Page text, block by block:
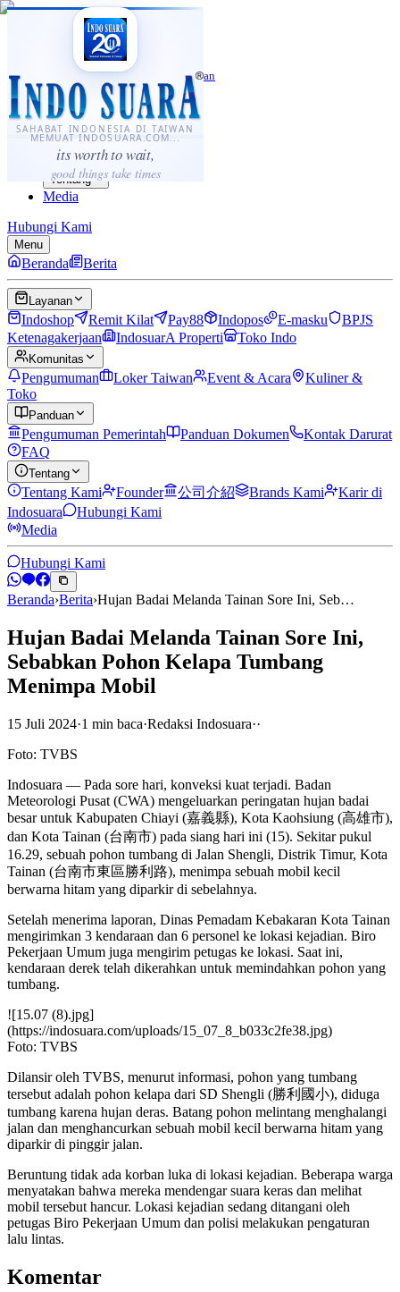
SAHABAT INDONESIA DI TAIWAN
MEMUAT INDOSUARA.COM...
its worth to wait,
good things take times
·...
⌘K
Sahabat Indonesia di Taiwan
Berita
Layanan
Komunitas
Panduan
Tentang
Media
Hubungi Kami
Menu
Beranda Berita
Layanan
Indoshop Remit Kilat Pay88 Indopos E-masku
BPJS
Ketenagakerjaan
IndosuarA Properti Toko Indo
Komunitas
Pengumuman Loker Taiwan Event & Acara
Kuliner &
Toko
Panduan
Pengumuman Pemerintah Panduan Dokumen
Kontak Darurat
FAQ
Tentang
Tentang Kami Founder 公司介紹 Brands Kami
Karir di
Indosuara
Hubungi Kami
Media
Hubungi Kami
Beranda›Berita›Hujan Badai Melanda Tainan Sore Ini, Seb…
Hujan Badai Melanda Tainan Sore Ini,
Sebabkan Pohon Kelapa Tumbang
Menimpa Mobil
15 Juli 2024·1 min baca·Redaksi Indosuara··
Foto: TVBS
Indosuara — Pada sore hari, konveksi kuat terjadi. Badan
Meteorologi Pusat (CWA) mengeluarkan peringatan hujan badai
besar untuk Kabupaten Chiayi (嘉義縣), Kota Kaohsiung (高雄市),
dan Kota Tainan (台南市) pada siang hari ini (15). Sekitar pukul
16.29, sebuah pohon tumbang di Jalan Shengli, Distrik Timur, Kota
Tainan (台南市東區勝利路), menimpa sebuah mobil kecil
berwarna hitam yang diparkir di sebelahnya.
Setelah menerima laporan, Dinas Pemadam Kebakaran Kota Tainan
mengirimkan 3 kendaraan dan 6 personel ke lokasi kejadian. Biro
Pekerjaan Umum juga mengirim petugas ke lokasi. Saat ini,
kendaraan derek telah dikerahkan untuk memindahkan pohon yang
tumbang.
![15.07 (8).jpg]
(https://indosuara.com/uploads/15_07_8_b033c2fe38.jpg)
Foto: TVBS
Dilansir oleh TVBS, menurut informasi, pohon yang tumbang
tersebut adalah pohon kelapa dari SD Shengli (勝利國小), diduga
tumbang karena hujan deras. Batang pohon melintang menghalangi
jalan dan menghancurkan sebuah mobil kecil berwarna hitam yang
diparkir di pinggir jalan.
Beruntung tidak ada korban luka di lokasi kejadian. Beberapa warga
menyatakan bahwa mereka mendengar suara keras dan melihat
mobil tersebut hancur. Lokasi kejadian sedang ditangani oleh
petugas Biro Pekerjaan Umum dan polisi melakukan pengaturan
lalu lintas.
Komentar